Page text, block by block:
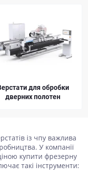
Алмазні фрези для
розкрою ДСП
із чпу важлива
У компанії
купити фрезерну
такі інструменти: